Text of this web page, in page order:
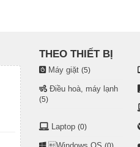
THEO THIẾT BỊ
Máy giặt (5)
Điều hoà, máy lạnh
(5)
Laptop (0)